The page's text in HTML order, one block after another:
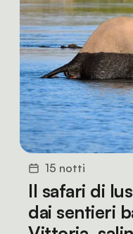
15 notti
Il safari di
dai sentieri